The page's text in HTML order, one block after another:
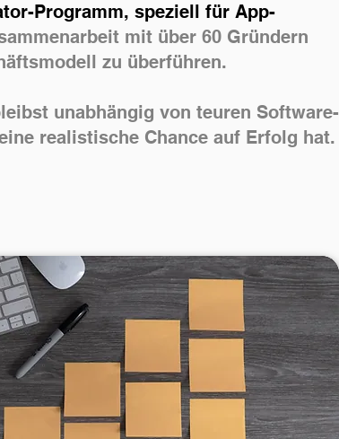
Programm, speziell für App-
mit über 60 Gründern
zu überführen.
unabhängig von teuren Software-
realistische Chance auf Erfolg hat.